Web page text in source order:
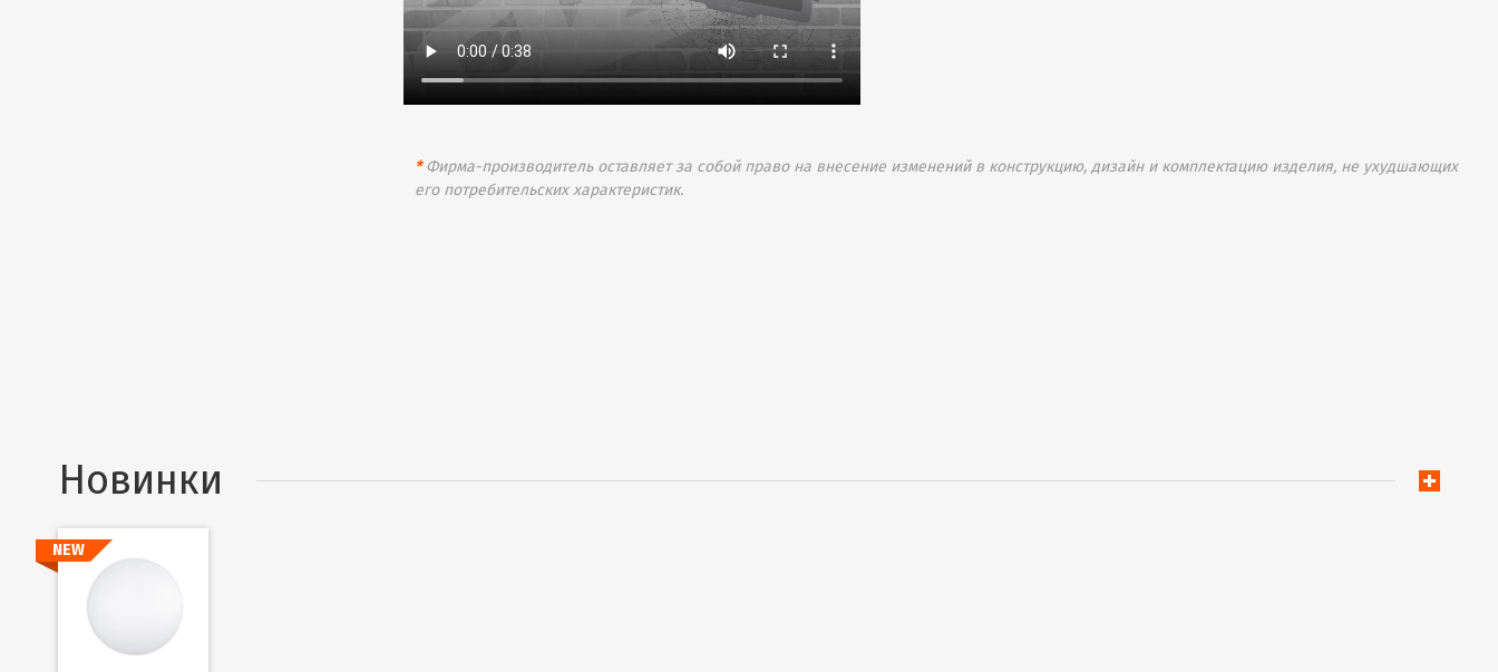
*Фирма-производитель оставляет за собой право на внесение изменений в конструкцию, дизайн и комплектацию изделия, не ухудшающих
его потребительских характеристик.
Новинки
NEW